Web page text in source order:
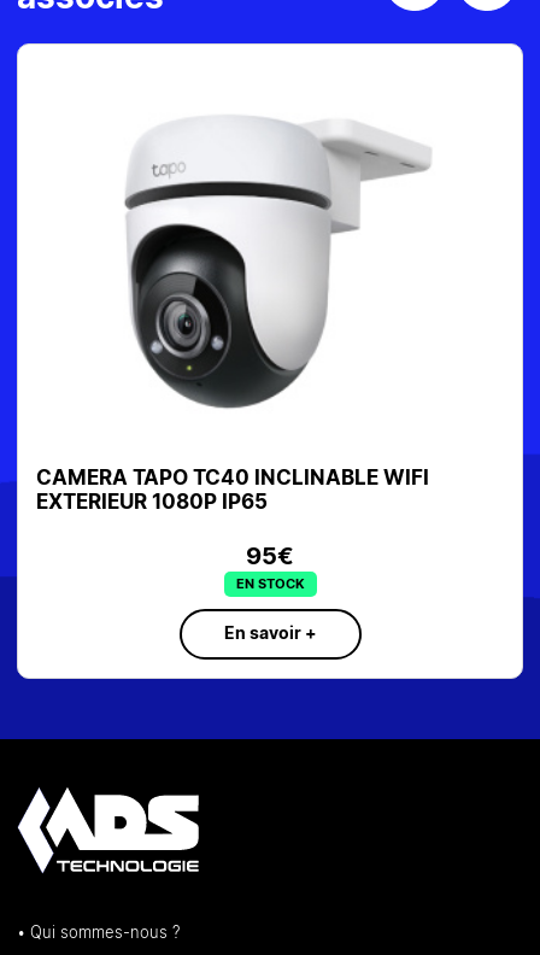
CAMERA TAPO TC40 INCLINABLE WIFI
EXTERIEUR 1080P IP65
95€
EN STOCK
En savoir +
• Qui sommes-nous ?